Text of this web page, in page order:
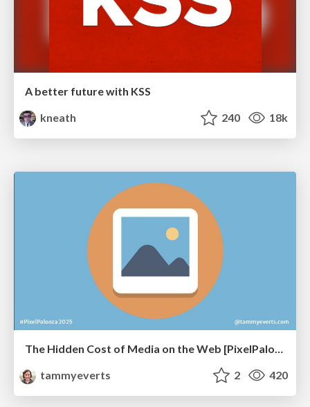
A better future with KSS
kneath
240 18k
The Hidden Cost of Media on the Web [PixelPalooza 2025]
tammyeverts
2 420